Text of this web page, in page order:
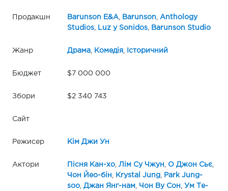
Продакшн Barunson E&A, Barunson
Anthology
Studios, Luz y Sonidos, Barunson Studio
Жанр Драма, Комедія, Історичний
Бюджет $7 000 000
Збори $2 340 743
Сайт
Режисер Кім Джи Ун
Актори Пісня Кан-хо, Лім Су Чжун О Джон Сьє,
Чон Йео-бін
Krystal Jung,
Park Jung-
soo, Джан Янг-нам, Чон Ву Сон
Ум Те-